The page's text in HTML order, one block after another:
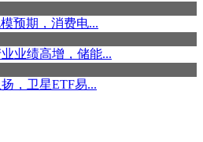
预期，消费电...
业绩高增，储能...
，卫星ETF易...